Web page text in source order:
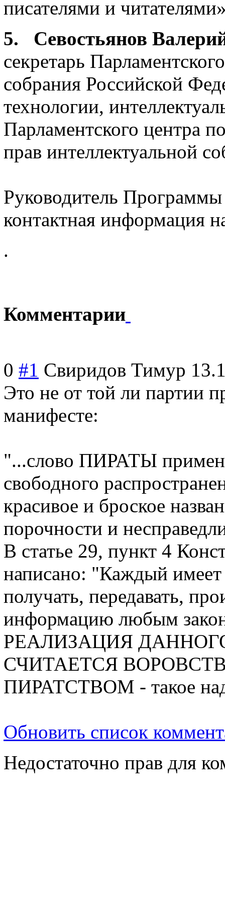
писателями и
5. Севостьянов
секретарь
собрания Российской
технологии,
Парламентского центра
прав интеллектуальной
Руководитель
контактная информация
.
Комментарии
0 #1 Свиридов Тимур
Это не от той ли партии
манифесте:
"...слово ПИРАТЫ
свободного
красивое и броское
порочности и
В статье 29, пункт 4
написано: "Каждый имеет
получать, передавать,
информацию любым
РЕАЛИЗАЦИЯ
СЧИТАЕТСЯ
ПИРАТСТВОМ - такое
Обновить список
Недостаточно прав для